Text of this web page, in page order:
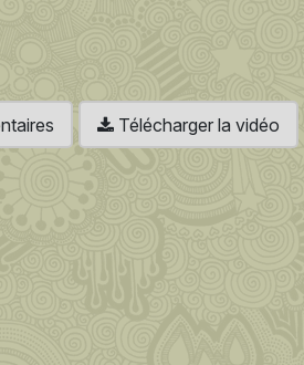
Télécharger la vidéo